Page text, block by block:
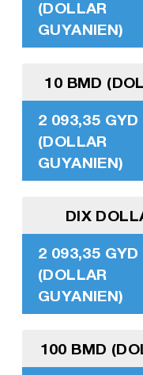
(DOLLAR
GUYANIEN)
10 BMD
2 093,35 GYD
(DOLLAR
GUYANIEN)
DIX
2 093,35 GYD
(DOLLAR
GUYANIEN)
100 BMD